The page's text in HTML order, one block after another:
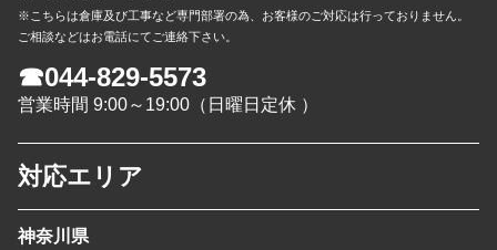
※こちらは倉庫及び工事など専門部署の為、お客様のご対応は行っておりません。
ご相談などはお電話にてご連絡下さい。
☎044-829-5573
営業時間 9:00～19:00（日曜日定休 ）
対応エリア
神奈川県